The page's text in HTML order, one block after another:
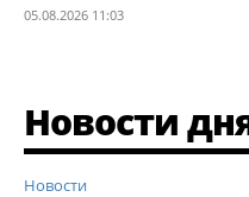
05.08.2026 11:03
Новости
Новости